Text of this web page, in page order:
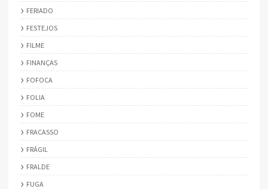
FERIADO
FESTEJOS
FILME
FINANÇAS
FOFOCA
FOLIA
FOME
FRACASSO
FRÁGIL
FRALDE
FUGA